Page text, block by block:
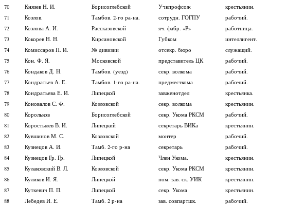
70
Князев Н. И. Борисоглебской Учкпрофсож
крестьянин.
71
Козлов. Тамбов. 2-го ра-на. сотрудн. ГОГПУ
рабочий.
72
Козлова А. И. Рассказовской яч. фабр. «Р»
работница.
73
Кокорев Н. Н. Кирсановской Губком
интеллигент.
74
Комиссаров П. И. № дивизии отсекр. бюро
служащий.
75
Кон. Ф. Я. Московской представитель ЦК
рабочий.
76
Кондаков Д. Н. Тамбов. (уезд) секр. волкома
рабочий.
77
Кондратьев А. Е. Тамбов. 1-го ра-на. предместкома
рабочий.
78
Кондратьева Е. И. Липецкой завженотдел
крестьянка.
79
Коновалов С. Ф. Козловской секр. волкома
крестьянин.
80
Корольков Борисоглебской секр. Укома РКСМ
рабочий.
81
Коростылев В. И. Липецкий секретарь ВИКа
крестьянин.
82
Кувшинов М. С. Козловской монтер
рабочий.
83
Кузнецов А. И. Тамб. 2-го р-на секретарь
рабочий.
84
Кузнецов Гр. Гр. Липецкой Член Укома.
крестьянин.
85
Кулаковский В. Л. Козловской секр. Укома РКСМ
крестьянин.
86
Куликов И. Я. Липецкой пом. зав. ск. УИК
крестьянин.
87
Куткевич П. П. Липецкой секр. Укома
крестьянин.
88
Лебедев И. Е. Тамб. 2 р-на зав. совпартшк.
рабочий.